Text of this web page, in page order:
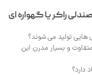
هایی تولید می شوند؟
و بسیار مدرن این
دارد؟